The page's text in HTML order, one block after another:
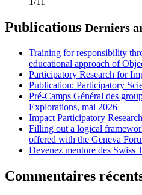
Publications Derniers
Training for responsibility
educational approach of
Participatory Research for
Publication: Participatory
Pré-Camps Général des
Explorations, mai 2026
Impact Participatory Research
Filling out a logical
offered with the Geneva
Devenez mentore des Swiss
Commentaires